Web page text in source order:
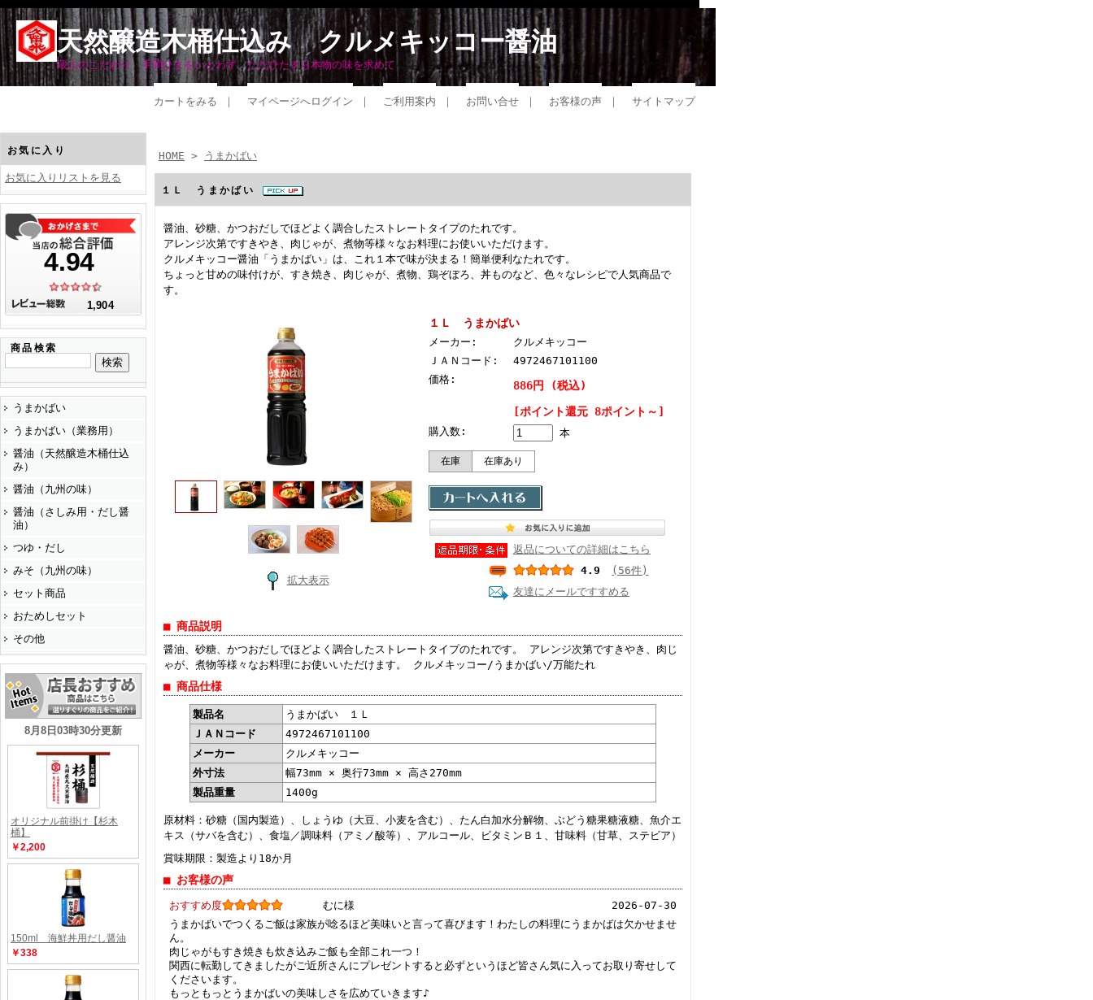
天然醸造木桶仕込み クルメキッコー醤油
蔵人のこだわり 手間ひまをいとわず、ただひたすら本物の味を求めて
カートをみる ｜ マイページへログイン ｜ ご利用案内 ｜ お問い合せ ｜ お客様の声 ｜ サイトマップ
お気に入り
お気に入りリストを見る
商品検索
うまかばい
うまかばい（業務用）
醤油（天然醸造木桶仕込
み）
醤油（九州の味）
醤油（さしみ用・だし醤
油）
つゆ・だし
みそ（九州の味）
セット商品
おためしセット
その他
HOME > うまかばい
１Ｌ うまかばい
醤油、砂糖、かつおだしでほどよく調合したストレートタイプのたれです。
アレンジ次第ですきやき、肉じゃが、煮物等様々なお料理にお使いいただけます。
クルメキッコー醤油「うまかばい」は、これ１本で味が決まる！簡単便利なたれです。
ちょっと甘めの味付けが、すき焼き、肉じゃが、煮物、鶏ぞぼろ、丼ものなど、色々なレシピで人気商品で
す。
拡大表示
１Ｌ うまかばい
メーカー:
クルメキッコー
ＪＡＮコード:
4972467101100
価格:
886円 (税込)
[ポイント還元 8ポイント～]
購入数: 本
在庫 在庫あり
返品についての詳細はこちら
4.9
(56件)
友達にメールですすめる
■ 商品説明
醤油、砂糖、かつおだしでほどよく調合したストレートタイプのたれです。 アレンジ次第ですきやき、肉じ
ゃが、煮物等様々なお料理にお使いいただけます。 クルメキッコー/うまかばい/万能たれ
■ 商品仕様
製品名
うまかばい １Ｌ
ＪＡＮコード
4972467101100
メーカー
クルメキッコー
外寸法
幅73mm × 奥行73mm × 高さ270mm
製品重量
1400g
原材料：砂糖（国内製造）、しょうゆ（大豆、小麦を含む）、たん白加水分解物、ぶどう糖果糖液糖、魚介エ
キス（サバを含む）、食塩／調味料（アミノ酸等）、アルコール、ビタミンＢ１、甘味料（甘草、ステビア）
賞味期限：製造より18か月
■ お客様の声
おすすめ度 むに様
2026-07-30
うまかばいでつくるご飯は家族が唸るほど美味いと言って喜びます！わたしの料理にうまかばは欠かせませ
ん。
肉じゃがもすき焼きも炊き込みご飯も全部これ一つ！
関西に転勤してきましたがご近所さんにプレゼントすると必ずというほど皆さん気に入ってお取り寄せして
くださいます。
もっともっとうまかばいの美味しさを広めていきます♪